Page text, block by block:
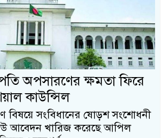
অপসারণের ক্ষমতা ফিরে
কাউন্সিল
বিষয়ে সংবিধানের ষোড়শ সংশোধনী
আবেদন খারিজ করেছে আপিল